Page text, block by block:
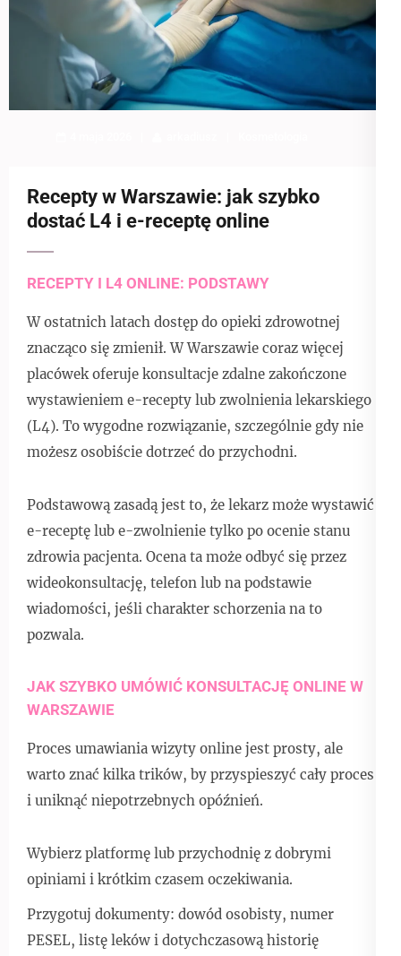
Recepty w Warszawie: jak szybko
dostać L4 i e-receptę online
RECEPTY I L4 ONLINE: PODSTAWY
W ostatnich latach dostęp do opieki zdrowotnej
znacząco się zmienił. W Warszawie coraz więcej
placówek oferuje konsultacje zdalne zakończone
wystawieniem e-recepty lub zwolnienia lekarskiego
(L4). To wygodne rozwiązanie, szczególnie gdy nie
możesz osobiście dotrzeć do przychodni.
Podstawową zasadą jest to, że lekarz może wystawić
e-receptę lub e-zwolnienie tylko po ocenie stanu
zdrowia pacjenta. Ocena ta może odbyć się przez
wideokonsultację, telefon lub na podstawie
wiadomości, jeśli charakter schorzenia na to
pozwala.
JAK SZYBKO UMÓWIĆ KONSULTACJĘ ONLINE W
WARSZAWIE
Proces umawiania wizyty online jest prosty, ale
warto znać kilka trików, by przyspieszyć cały proces
i uniknąć niepotrzebnych opóźnień.
Wybierz platformę lub przychodnię z dobrymi
opiniami i krótkim czasem oczekiwania.
Przygotuj dokumenty: dowód osobisty, numer
PESEL, listę leków i dotychczasową historię